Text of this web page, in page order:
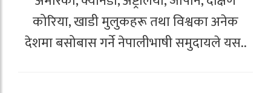
कोरिया, खाडी मुलुकहरू तथा विश्वका अनेक
देशमा बसोबास गर्ने नेपालीभाषी समुदायले यस..